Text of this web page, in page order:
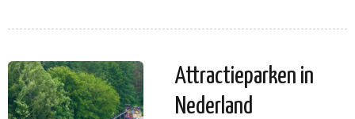
Attractieparken in
Nederland